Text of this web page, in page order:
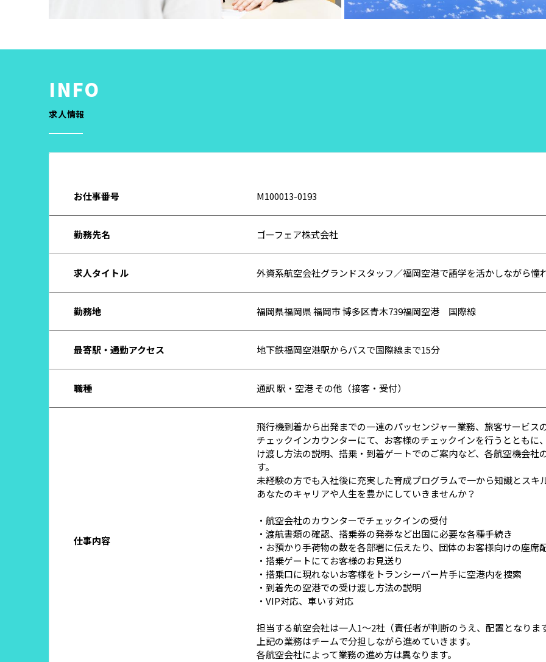
求人情報
お仕事番号 M100013-0193
勤務先名 ゴーフェア株式会社
求人タイトル 外資系航空会社グランドスタッフ／福岡空港で語学を活かしながら憧
勤務地 福岡県福岡県 福岡市 博多区青木739福岡空港 国際線
最寄駅・通勤アクセス 地下鉄福岡空港駅からバスで国際線まで15分
職種 通訳 駅・空港 その他（接客・受付）
仕事内容
飛行機到着から出発までの一連のパッセンジャー業務、旅客サービス
チェックインカウンターにて、お客様のチェックインを行うととも
け渡し方法の説明、搭乗・到着ゲートでのご案内など、各航空機会
す。
未経験の方でも入社後に充実した育成プログラムで一から知識とスキ
あなたのキャリアや人生を豊かにしていきませんか？
・航空会社のカウンターでチェックインの受付
・渡航書類の確認、搭乗券の発券など出国に必要な各種手続き
・お預かり手荷物の数を各部署に伝えたり、団体のお客様向けの座席
・搭乗ゲートにてお客様のお見送り
・搭乗口に現れないお客様をトランシーバー片手に空港内を捜索
・到着先の空港での受け渡し方法の説明
・VIP対応、車いす対応
担当する航空会社は一人1～2社（責任者が判断のうえ、配置となります
上記の業務はチームで分担しながら進めていきます。
各航空会社によって業務の進め方は異なります。